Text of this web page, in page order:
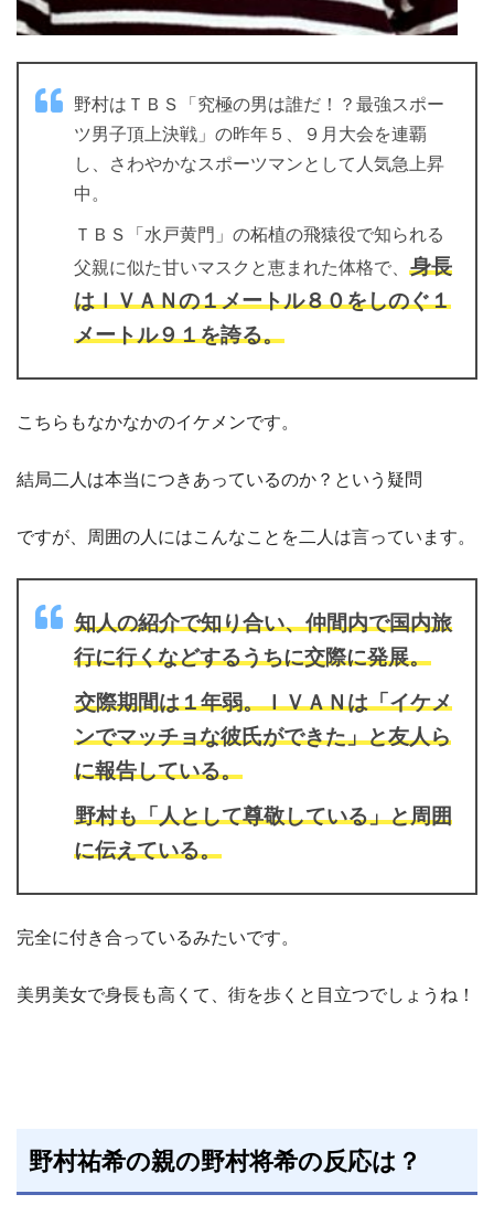
野村はＴＢＳ「究極の男は誰だ！？最強スポー
ツ男子頂上決戦」の昨年５、９月大会を連覇
し、さわやかなスポーツマンとして人気急上昇
中。
ＴＢＳ「水戸黄門」の柘植の飛猿役で知られる
父親に似た甘いマスクと恵まれた体格で、 身長
はＩＶＡＮの１メートル８０をしのぐ１
メートル９１を誇る。
こちらもなかなかのイケメンです。
結局二人は本当につきあっているのか？という疑問
ですが、周囲の人にはこんなことを二人は言っています。
知人の紹介で知り合い、仲間内で国内旅
行に行くなどするうちに交際に発展。
交際期間は１年弱。ＩＶＡＮは「イケメ
ンでマッチョな彼氏ができた」と友人ら
に報告している。
野村も「人として尊敬している」と周囲
に伝えている。
完全に付き合っているみたいです。
美男美女で身長も高くて、街を歩くと目立つでしょうね！
野村祐希の親の野村将希の反応は？